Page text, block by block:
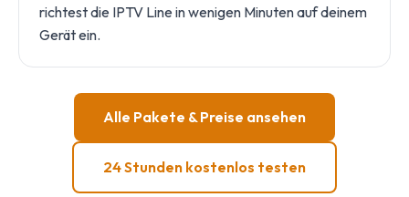
richtest die IPTV Line in wenigen Minuten auf deinem
Gerät ein.
Alle Pakete & Preise ansehen
24 Stunden kostenlos testen